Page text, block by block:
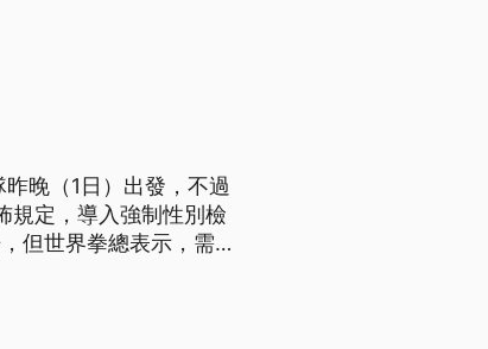
晚（1日）出發，不過
規定，導入強制性別檢
但世界拳總表示，需4